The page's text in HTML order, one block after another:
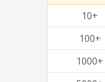
10+
100+
1000+